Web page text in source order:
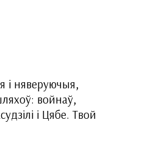
і няверуючыя,
войнаў,
і Цябе. Твой